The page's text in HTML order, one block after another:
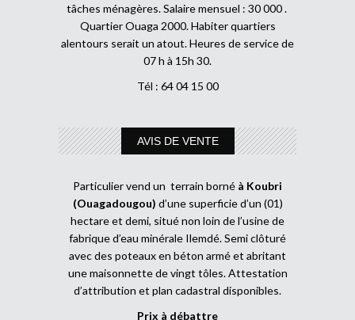
tâches ménagères. Salaire mensuel : 30 000 .
Quartier Ouaga 2000. Habiter quartiers
alentours serait un atout. Heures de service de
07 h à 15h 30.
Tél : 64 04 15 00
AVIS DE VENTE
Particulier vend un terrain borné à Koubri
(Ouagadougou) d’une superficie d’un (01)
hectare et demi, situé non loin de l’usine de
fabrique d’eau minérale Ilemdé. Semi clôturé
avec des poteaux en béton armé et abritant
une maisonnette de vingt tôles. Attestation
d’attribution et plan cadastral disponibles.
Prix à débattre